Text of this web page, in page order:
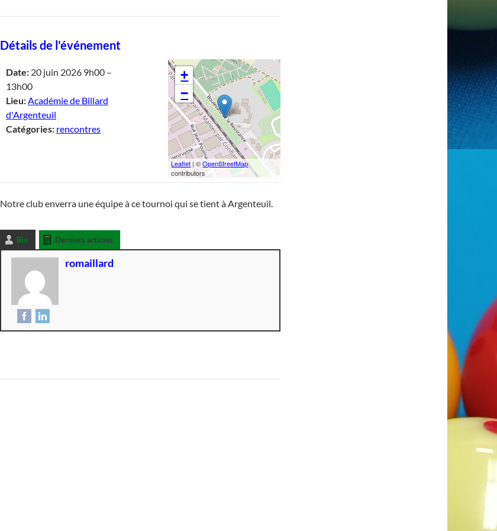
Détails de l'événement
Date: 20 juin 2026 9h00 –
13h00
Lieu:Académie de Billard
d'Argenteuil
Catégories: rencontres
+
−
Leaflet | ©OpenStreetMap
contributors
Notre club enverra une équipe à ce tournoi qui se tient à Argenteuil.
Bio Derniers articles
romaillard